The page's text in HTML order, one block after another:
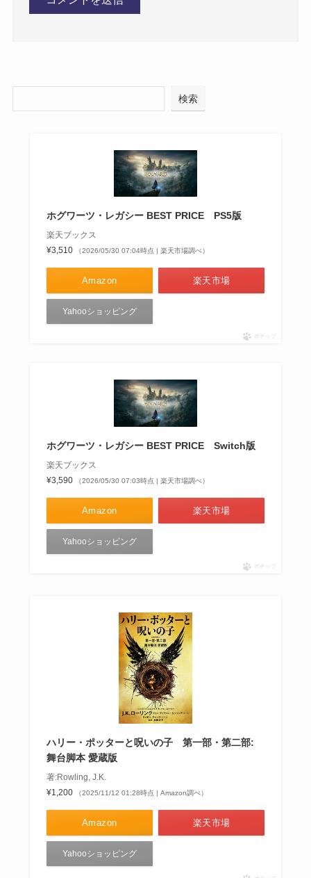
検索
ホグワーツ・レガシー BEST PRICE PS5版
楽天ブックス
¥3,510
（2026/05/30 07:04時点 | 楽天市場調べ）
Amazon 楽天市場
Yahooショッピング
ポチップ
ホグワーツ・レガシー BEST PRICE Switch版
楽天ブックス
¥3,590
（2026/05/30 07:03時点 | 楽天市場調べ）
Amazon 楽天市場
Yahooショッピング
ポチップ
ハリー・ポッターと呪いの子 第一部・第二部:
舞台脚本 愛蔵版
著:Rowling, J.K.
¥1,200
（2025/11/12 01:28時点 | Amazon調べ）
Amazon 楽天市場
Yahooショッピング